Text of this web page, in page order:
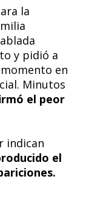
la
y pidió a
en
Minutos
el peor
indican
el